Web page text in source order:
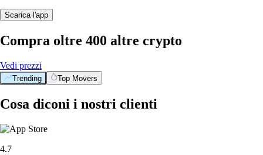
Scarica l'app
Compra oltre 400 altre crypto
Vedi prezzi
Trending Top Movers
Cosa diconi i nostri clienti
4.7